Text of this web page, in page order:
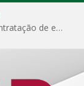
DISPENSA DE LICITAÇÃO Nº 003/2026 ( Contratação de empresa para fornecimento de gêneros alimentícios não perecíveis, materiais de expediente, descartáveis, copa e cozinha, para análise e posterior publicação.)